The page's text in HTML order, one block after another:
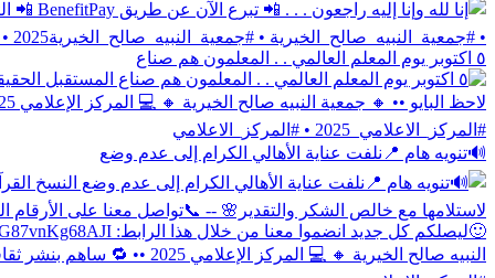
٥ اكتوبر يوم المعلم العالمي . . المعلمون هم صناع
🔊تنويه هام 📍نلفت عناية الأهالي الكرام إلى عدم وضع